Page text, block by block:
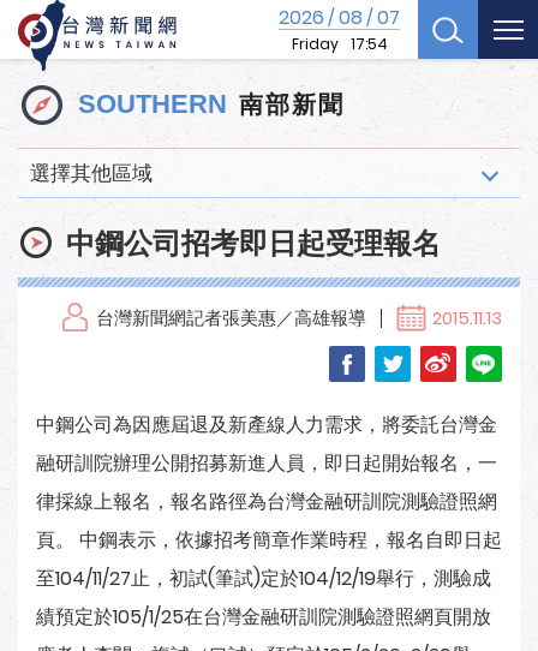
2026/08/07
Friday 17:54
SOUTHERN 南部新聞
選擇其他區域
中鋼公司招考即日起受理報名
台灣新聞網記者張美惠／高雄報導 2015.11.13
中鋼公司為因應屆退及新產線人力需求，將委託台灣金
融研訓院辦理公開招募新進人員，即日起開始報名，一
律採線上報名，報名路徑為台灣金融研訓院測驗證照網
頁。 中鋼表示，依據招考簡章作業時程，報名自即日起
至104/11/27止，初試(筆試)定於104/12/19舉行，測驗成
績預定於105/1/25在台灣金融研訓院測驗證照網頁開放